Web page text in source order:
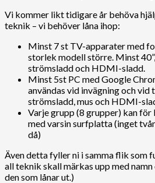
Vi kommer likt tidigare år behöva
teknik – vi behöver låna ihop:
Minst 7 st TV-apparater med
storlek modell större. Minst
strömsladd och HDMI-sladd.
Minst 5st PC med Google
användas vid invägning och vid
strömsladd, mus och HDMI-
Varje grupp (8 grupper) kan
med varsin surfplatta (inget
då)
Även detta fyller ni i samma flik som
all teknik skall märkas upp med
den som lånar ut.)